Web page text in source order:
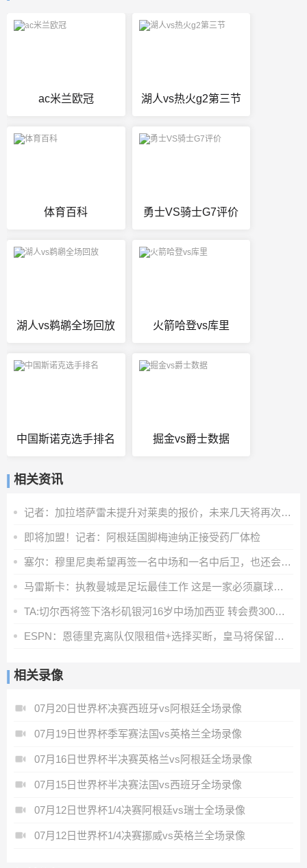
ac米兰欧冠 湖人vs热火g2第三节
体育百科 勇士VS骑士G7评价
湖人vs鹈鹕全场回放 火箭哈登vs库里
中国斯诺克选手排名 掘金vs爵士数据
相关资讯
记者：加拉塔萨雷未提升对莱奥的报价，未来几天将再次和米兰谈判
即将加盟！记者：阿根廷国脚梅迪纳正接受药厂体检
塞尔：穆里尼奥希望再签一名中场和一名中后卫，也还会有球员离队
马雷斯卡：执教曼城是足坛最佳工作 这是一家必须赢球的俱乐部
TA:切尔西将签下洛杉矶银河16岁中场加西亚 转会费300万美元+浮动
ESPN：恩德里克离队仅限租借+选择买断，皇马将保留部分所有权
相关录像
07月20日世界杯决赛西班牙vs阿根廷全场录像
07月19日世界杯季军赛法国vs英格兰全场录像
07月16日世界杯半决赛英格兰vs阿根廷全场录像
07月15日世界杯半决赛法国vs西班牙全场录像
07月12日世界杯1/4决赛阿根廷vs瑞士全场录像
07月12日世界杯1/4决赛挪威vs英格兰全场录像